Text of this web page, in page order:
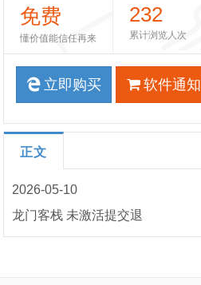
免费
懂价值能信任再来
232
累计浏览人次
立即购买 软件通知
正文
2026-05-10
龙门客栈 未激活提交退